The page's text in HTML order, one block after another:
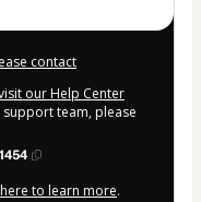
contact
our Help Center
team, please
to learn more.